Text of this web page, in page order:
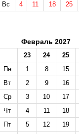
Вс
4 11 18 25
Февраль 2027
23 24 25
Пн
1 8 15
Вт
2 9 16
Ср
3 10 17
Чт
4 11 18
Пт
5 12 19